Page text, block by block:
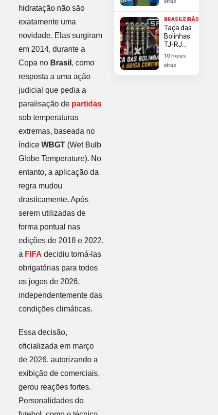
hidratação não são
exatamente uma
novidade. Elas surgiram
em 2014, durante a
Copa no Brasil , como
resposta a uma ação
judicial que pedia a
paralisação de partidas
sob temperaturas
extremas, baseada no
índice WBGT(Wet Bulb
Globe Temperature). No
entanto, a aplicação da
regra mudou
drasticamente. Após
serem utilizadas de
forma pontual nas
edições de 2018 e 2022,
a FIFA decidiu torná-las
obrigatórias para todos
os jogos de 2026,
independentemente das
condições climáticas.
Essa decisão,
oficializada em março
de 2026, autorizando a
exibição de comerciais,
gerou reações fortes.
Personalidades do
avanços
Flamengo
em sua
contratação
atrás
BRASILEIRÃO
Taça das
Bolinhas:
TJ-RJ
rejeita
Flamengo
e reitera
10 horas
atrás